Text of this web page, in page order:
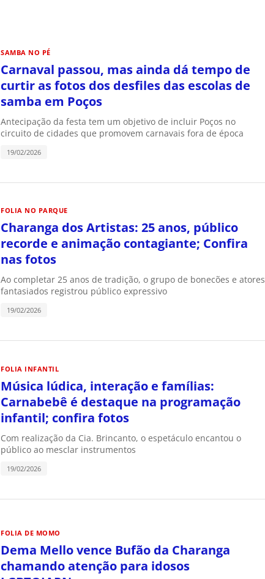
SAMBA NO PÉ
Carnaval passou, mas ainda dá tempo de
curtir as fotos dos desfiles das escolas de
samba em Poços
Antecipação da festa tem um objetivo de incluir Poços no
circuito de cidades que promovem carnavais fora de época
19/02/2026
FOLIA NO PARQUE
Charanga dos Artistas: 25 anos, público
recorde e animação contagiante; Confira
nas fotos
Ao completar 25 anos de tradição, o grupo de bonecões e atores
fantasiados registrou público expressivo
19/02/2026
FOLIA INFANTIL
Música lúdica, interação e famílias:
Carnabebê é destaque na programação
infantil; confira fotos
Com realização da Cia. Brincanto, o espetáculo encantou o
público ao mesclar instrumentos
19/02/2026
FOLIA DE MOMO
Dema Mello vence Bufão da Charanga
chamando atenção para idosos